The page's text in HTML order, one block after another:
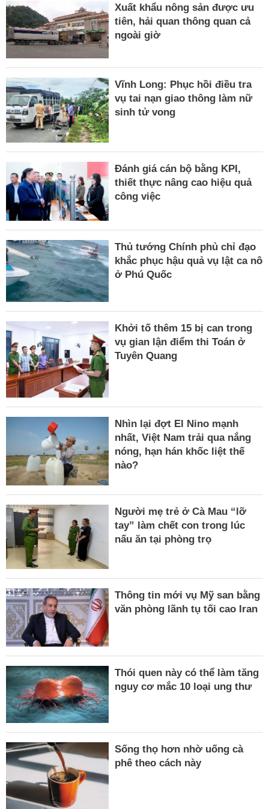
Xuất khẩu nông sản được ưu
tiên, hải quan thông quan cả
ngoài giờ
Vĩnh Long: Phục hồi điều tra
vụ tai nạn giao thông làm nữ
sinh tử vong
Đánh giá cán bộ bằng KPI,
thiết thực nâng cao hiệu quả
công việc
Thủ tướng Chính phủ chỉ đạo
khắc phục hậu quả vụ lật ca nô
ở Phú Quốc
Khởi tố thêm 15 bị can trong
vụ gian lận điểm thi Toán ở
Tuyên Quang
Nhìn lại đợt El Nino mạnh
nhất, Việt Nam trải qua nắng
nóng, hạn hán khốc liệt thế
nào?
Người mẹ trẻ ở Cà Mau “lỡ
tay” làm chết con trong lúc
nấu ăn tại phòng trọ
Thông tin mới vụ Mỹ san bằng
văn phòng lãnh tụ tối cao Iran
Thói quen này có thể làm tăng
nguy cơ mắc 10 loại ung thư
Sống thọ hơn nhờ uống cà
phê theo cách này